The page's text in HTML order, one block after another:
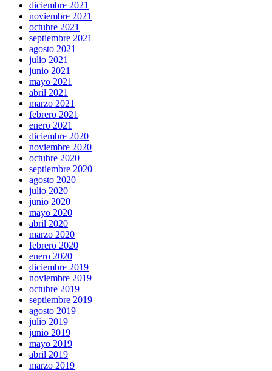
diciembre 2021
noviembre 2021
octubre 2021
septiembre 2021
agosto 2021
julio 2021
junio 2021
mayo 2021
abril 2021
marzo 2021
febrero 2021
enero 2021
diciembre 2020
noviembre 2020
octubre 2020
septiembre 2020
agosto 2020
julio 2020
junio 2020
mayo 2020
abril 2020
marzo 2020
febrero 2020
enero 2020
diciembre 2019
noviembre 2019
octubre 2019
septiembre 2019
agosto 2019
julio 2019
junio 2019
mayo 2019
abril 2019
marzo 2019